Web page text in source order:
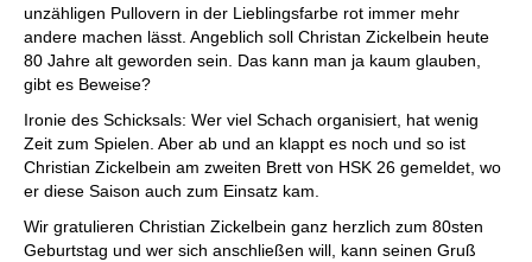
unzähligen Pullovern in der Lieblingsfarbe rot immer mehr
andere machen lässt. Angeblich soll Christan Zickelbein heute
80 Jahre alt geworden sein. Das kann man ja kaum glauben,
gibt es Beweise?
Ironie des Schicksals: Wer viel Schach organisiert, hat wenig
Zeit zum Spielen. Aber ab und an klappt es noch und so ist
Christian Zickelbein am zweiten Brett von HSK 26 gemeldet, wo
er diese Saison auch zum Einsatz kam.
Wir gratulieren Christian Zickelbein ganz herzlich zum 80sten
Geburtstag und wer sich anschließen will, kann seinen Gruß